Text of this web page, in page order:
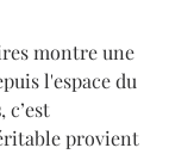
montre une
l'espace du
, c’est
provient